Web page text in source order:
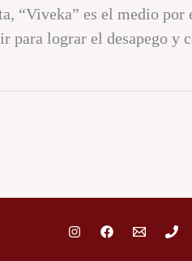
“Viveka” es el medio
para lograr el desapego y